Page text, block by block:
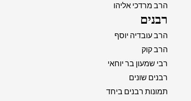
הרב מרדכי אליהו
רבנים
הרב עובדיה יוסף
הרב קוק
רבי שמעון בר יוחאי
רבנים שונים
תמונות רבנים ביחד